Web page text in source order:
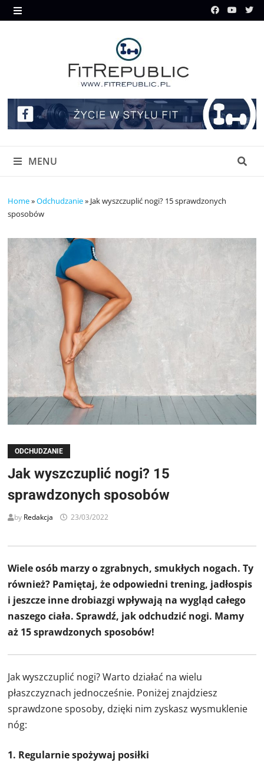
Skip
to
MENU
MENU
Home»Odchudzanie» Jak wyszczuplić nogi? 15 sprawdzonych
sposobów
ODCHUDZANIE
Jak wyszczuplić nogi? 15
sprawdzonych sposobów
by Redakcja 23/03/2022
Wiele osób marzy o zgrabnych, smukłych nogach. Ty
również? Pamiętaj, że odpowiedni trening, jadłospis
i jeszcze inne drobiazgi wpływają na wygląd całego
naszego ciała. Sprawdź, jak odchudzić nogi. Mamy
aż 15 sprawdzonych sposobów!
Jak wyszczuplić nogi? Warto działać na wielu
płaszczyznach jednocześnie. Poniżej znajdziesz
sprawdzone sposoby, dzięki nim zyskasz wysmuklenie
nóg:
1. Regularnie spożywaj posiłki